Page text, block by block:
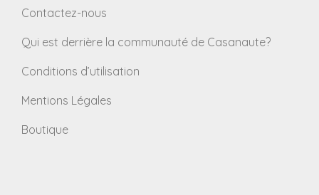
Contactez-nous
Qui est derrière la communauté de Casanaute?
Conditions d’utilisation
Mentions Légales
Boutique